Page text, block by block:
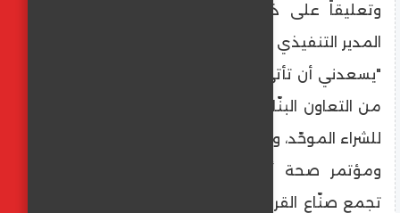
وتعليقاً على ذلك قال الدكتور كمال عبيد،
المدير التنفيذي لمعرض ومؤتمر صحة أفريقيا:
"يسعدني أن تأتي هذه المشاركة تتويجاً لمسار
من التعاون البنّاء بين اندكس والهيئة المصرية
للشراء الموحّد، والذي بدأ خلال فعاليات معرض
ومؤتمر صحة أفريقيا، باعتباره منصة كبرى
تجمع صنّاع القرار والخبراء والمؤسسات الدولية